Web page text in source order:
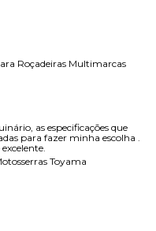
Roçadeiras Multimarcas
as especificações que
para fazer minha escolha .
Toyama